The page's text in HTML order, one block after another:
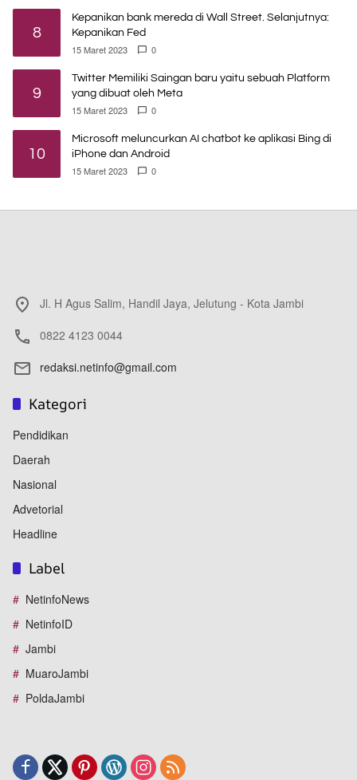
8
Kepanikan bank mereda di Wall Street. Selanjutnya:
Kepanikan Fed
15 Maret 2023 0
9
Twitter Memiliki Saingan baru yaitu sebuah Platform
yang dibuat oleh Meta
15 Maret 2023 0
10
Microsoft meluncurkan AI chatbot ke aplikasi Bing di
iPhone dan Android
15 Maret 2023 0
Jl. H Agus Salim, Handil Jaya, Jelutung - Kota Jambi
0822 4123 0044
redaksi.netinfo@gmail.com
Kategori
Pendidikan
Daerah
Nasional
Advetorial
Headline
Label
NetinfoNews
NetinfoID
Jambi
MuaroJambi
PoldaJambi